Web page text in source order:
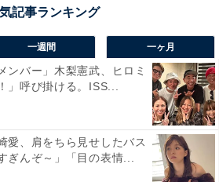
一週間 一ヶ月
ンバー」木梨憲武、ヒロミ
」呼び掛ける。ISS...
愛、肩をちら見せしたバス
ぎんぞ～」「目の表情...